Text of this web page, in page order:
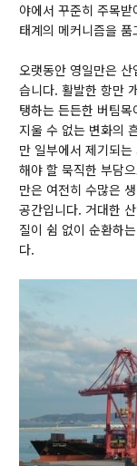
야에서 꾸준히 주목
태계의 메커니즘을
오랫동안 영일만은
습니다. 활발한 항만
탱하는 든든한 버팀
지울 수 없는 변화의
만 일부에서 제기되
해야 할 묵직한 부담
만은 여전히 수많은
공간입니다. 거대한
질이 쉼 없이 순환하
다.
Facilities
Products
Journal
Invited
Our data
Our Sea
Our
Boards